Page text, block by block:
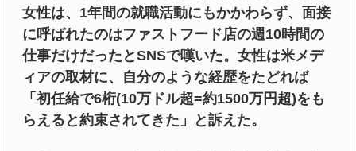
女性は、1年間の就職活動にもかかわらず、面接
に呼ばれたのはファストフード店の週10時間の
仕事だけだったとSNSで嘆いた。女性は米メデ
ィアの取材に、自分のような経歴をたどれば
「初任給で6桁(10万ドル超=約1500万円超)をも
らえると約束されてきた」と訴えた。